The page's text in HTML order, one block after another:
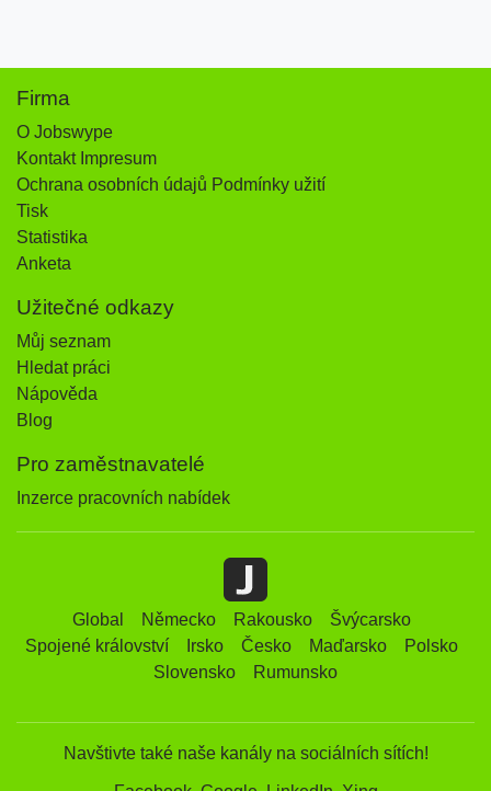
Firma
O Jobswype
Kontakt Impresum
Ochrana osobních údajů Podmínky užití
Tisk
Statistika
Anketa
Užitečné odkazy
Můj seznam
Hledat práci
Nápověda
Blog
Pro zaměstnavatelé
Inzerce pracovních nabídek
Global Německo Rakousko
Švýcarsko
Spojené království
Irsko Česko Maďarsko
Polsko
Slovensko
Rumunsko
Navštivte také naše kanály na sociálních sítích!